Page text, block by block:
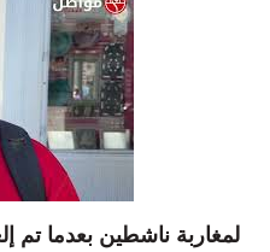
لمغاربة ناشطين بعدما تم